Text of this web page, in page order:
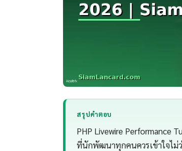
สรุปคำตอบ
PHP Livewire Performance
ที่นักพัฒนาทุกคนควรเข้าใจไม่